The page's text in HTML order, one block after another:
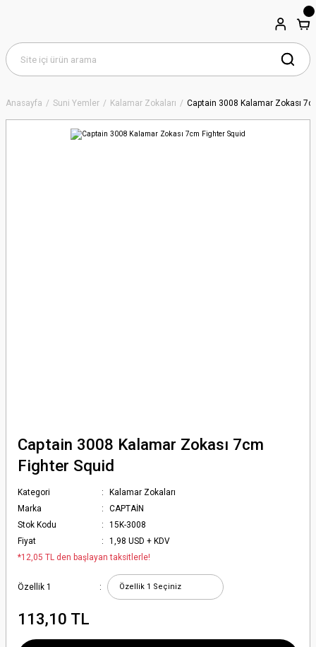
Anasayfa Suni Yemler Kalamar Zokaları Captain 3008 Kalamar Zokası
Captain 3008 Kalamar Zokası 7cm
Fighter Squid
Kategori
Kalamar Zokaları
Marka
CAPTAİN
Stok Kodu
15K-3008
Fiyat
1,98 USD + KDV
*12,05 TL den başlayan taksitlerle!
Özellik 1
113,10 TL